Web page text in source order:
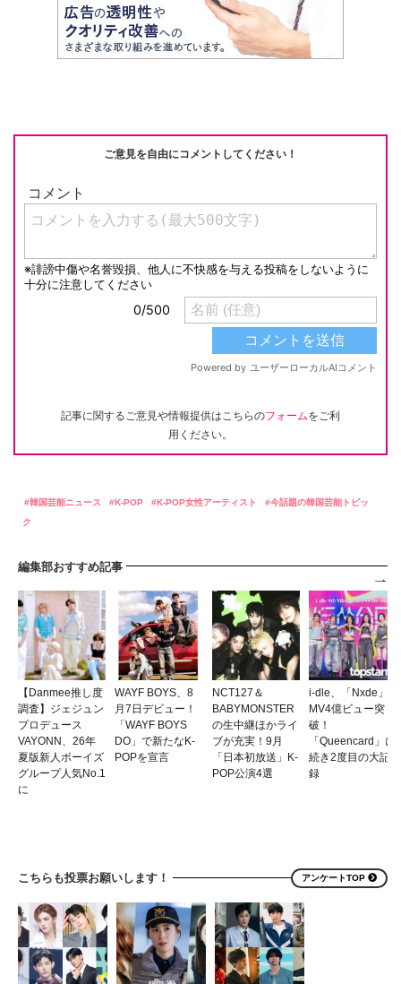
ご意見を自由にコメントしてください！
記事に関するご意見や情報提供はこちらのフォームをご利
用ください。
韓国芸能ニュース K-POP K-POP女性アーティスト
今話題の韓国芸能トピッ
ク
編集部おすすめ記事
【Danmee推し度
調査】ジェジュン
プロデュース
VAYONN、26年
夏版新人ボーイズ
グループ人気No.1
に
WAYF BOYS、8
月7日デビュー！
「WAYF BOYS
DO」で新たなK-
POPを宣言
NCT127＆
BABYMONSTER
の生中継ほかライ
ブが充実！9月
「日本初放送」K-
POP公演4選
i-dle、「Nxde」
MV4億ビュー突
破！
「Queencard」に
続き2度目の大記
録
こちらも投票お願いします！ アンケートTOP